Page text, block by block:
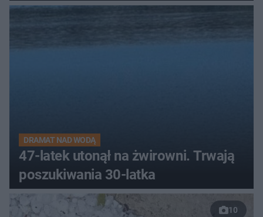
DRAMAT NAD WODĄ
47-latek utonął na żwirowni. Trwają
poszukiwania 30-latka
10